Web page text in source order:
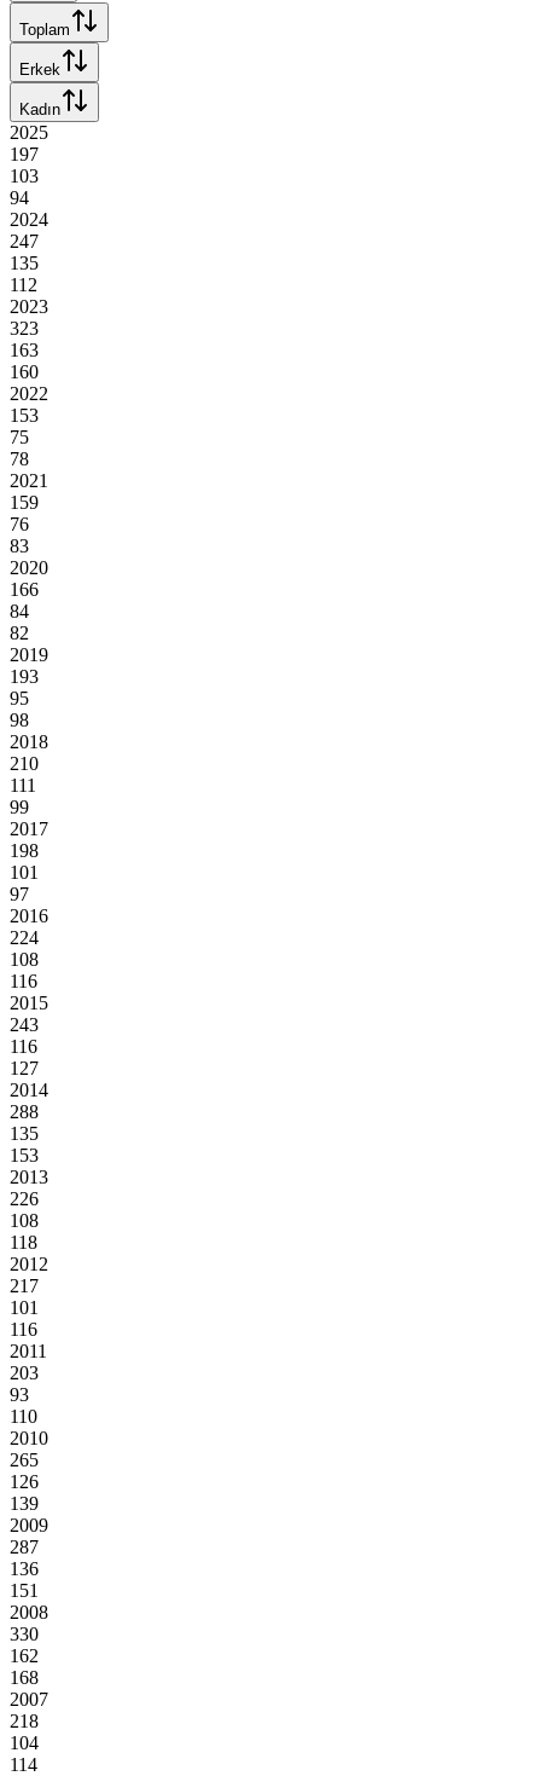
Toplam
Erkek
Kadın
2025
197
103
94
2024
247
135
112
2023
323
163
160
2022
153
75
78
2021
159
76
83
2020
166
84
82
2019
193
95
98
2018
210
111
99
2017
198
101
97
2016
224
108
116
2015
243
116
127
2014
288
135
153
2013
226
108
118
2012
217
101
116
2011
203
93
110
2010
265
126
139
2009
287
136
151
2008
330
162
168
2007
218
104
114